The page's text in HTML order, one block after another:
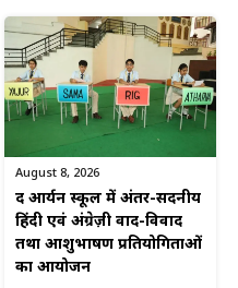
August 8, 2026
द आर्यन स्कूल में अंतर-सदनीय
हिंदी एवं अंग्रेज़ी वाद-विवाद
तथा आशुभाषण प्रतियोगिताओं
का आयोजन